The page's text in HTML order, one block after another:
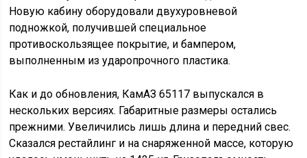
специализированный автомобиль.
Технические характеристики
КамАЗ 65117 имеет колесную формулу 6 на 4.
длина – 10245 мм;
ширина – 2430 мм;
высота – 2990 мм;